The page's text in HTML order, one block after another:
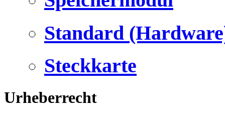
Standard
Steckkarte
Urheberrecht